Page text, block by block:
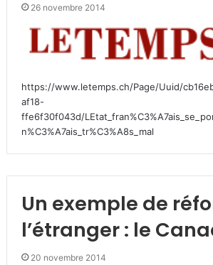
26 novembre 2014
https://www.letemps.ch/Page/Uuid/
af18-
ffe6f30f043d/
n%C3%A7ais_tr%C3%A8s_mal
Un exemple de
l’étranger : le
20 novembre 2014